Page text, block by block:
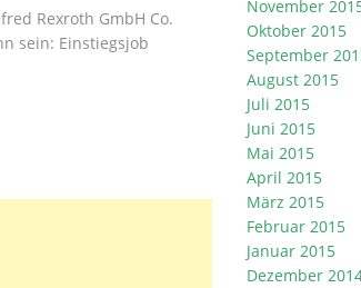
Rexroth GmbH Co.
sein: Einstiegsjob
November
Oktober 2015
September
August 2015
Juli 2015
Juni 2015
Mai 2015
April 2015
März 2015
Februar 2015
Januar 2015
Dezember